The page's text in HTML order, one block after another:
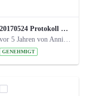
20170524 Protokoll 20. Steuerungskreis.pdf
vor 5 Jahren von Anni Schlumberger
GENEHMIGT